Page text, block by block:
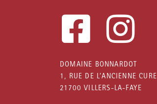
F
a
c
I
n
s
DOMAINE BONNARDOT
1, RUE DE L’ANCIENNE CURE
21700 VILLERS-LA-FAYE